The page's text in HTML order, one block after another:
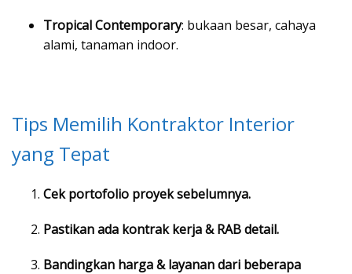
Tropical Contemporary: bukaan besar, cahaya
alami, tanaman indoor.
Tips Memilih Kontraktor Interior
yang Tepat
Cek portofolio proyek sebelumnya.
Pastikan ada kontrak kerja & RAB detail.
Bandingkan harga & layanan dari beberapa